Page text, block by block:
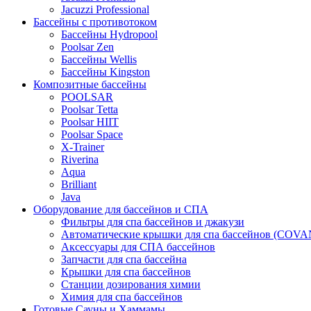
Jacuzzi Professional
Бассейны с противотоком
Бассейны Hydropool
Poolsar Zen
Бассейны Wellis
Бассейны Kingston
Композитные бассейны
POOLSAR
Poolsar Tetta
Poolsar HIIT
Poolsar Space
X-Trainer
Riverina
Aqua
Brilliant
Java
Оборудование для бассейнов и СПА
Фильтры для спа бассейнов и джакузи
Автоматические крышки для спа бассейнов
Аксессуары для СПА бассейнов
Запчасти для спа бассейна
Крышки для спа бассейнов
Станции дозирования химии
Химия для спа бассейнов